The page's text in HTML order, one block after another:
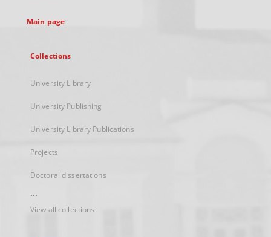
Main page
Collections
University Library
University Publishing
University Library Publications
Projects
Doctoral dissertations
...
View all collections